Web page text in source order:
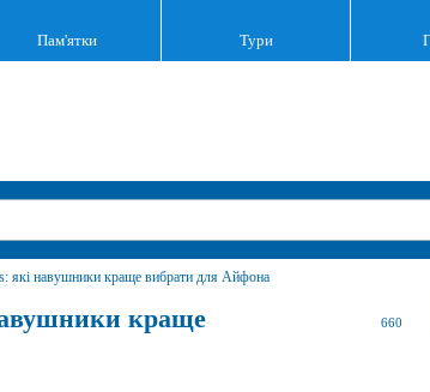
Пам'ятки Тури
які навушники краще вибрати для Айфона
краще
660